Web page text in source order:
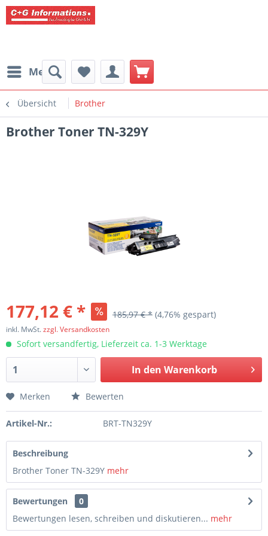
Menü
Übersicht Brother
Brother Toner TN-329Y
177,12 € * 185,97 € * (4,76% gespart)
inkl. MwSt.zzgl. Versandkosten
Sofort versandfertig, Lieferzeit ca. 1-3 Werktage
In den Warenkorb
Merken Bewerten
Artikel-Nr.: BRT-TN329Y
Beschreibung
Brother Toner TN-329Y mehr
Bewertungen
0
Bewertungen lesen, schreiben und diskutieren... mehr